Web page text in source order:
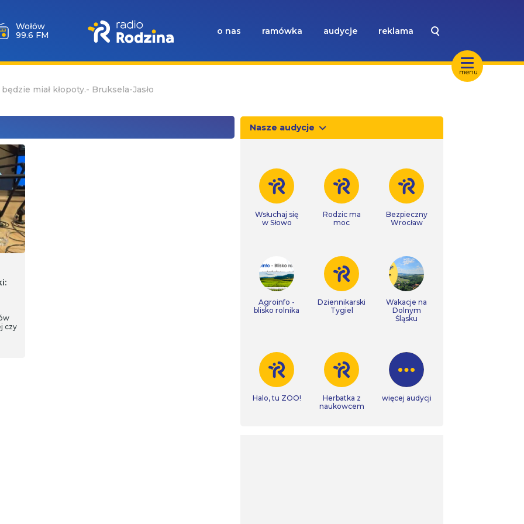
menu
Wołów
99.6 FM
o nas ramówka audycje reklama
miał kłopoty.- Bruksela-Jasło
czy
Nasze audycje
Wsłuchaj się
w Słowo
Rodzic ma
moc
Bezpieczny
Wrocław
Agroinfo -
blisko rolnika
Dziennikarski
Tygiel
Wakacje na
Dolnym
Śląsku
Halo, tu ZOO!
Herbatka z
naukowcem
więcej audycji